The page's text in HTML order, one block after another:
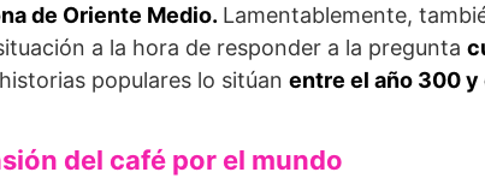
de Oriente Medio. Lamentablemente,
a la hora de responder a la pregunta
populares lo sitúan entre el año 300 y
del café por el mundo